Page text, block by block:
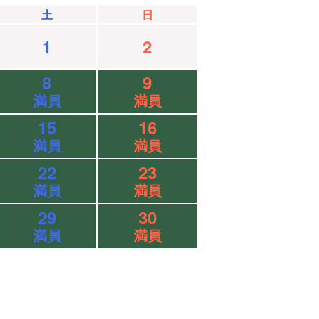
土 日
1
2
8
満員
9
満員
15
満員
16
満員
22
満員
23
満員
29
満員
30
満員